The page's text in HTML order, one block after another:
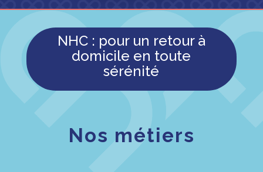
NHC : pour un retour à
domicile en toute
sérénité
Nos métiers